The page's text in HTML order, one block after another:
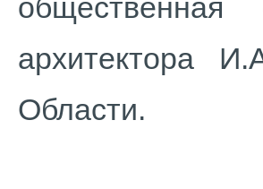
архитектора
Области.